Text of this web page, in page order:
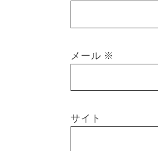
メール ※
サイト